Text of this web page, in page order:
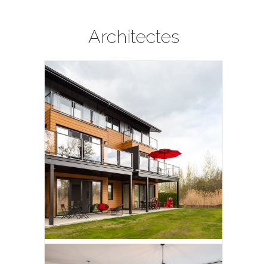
Architectes